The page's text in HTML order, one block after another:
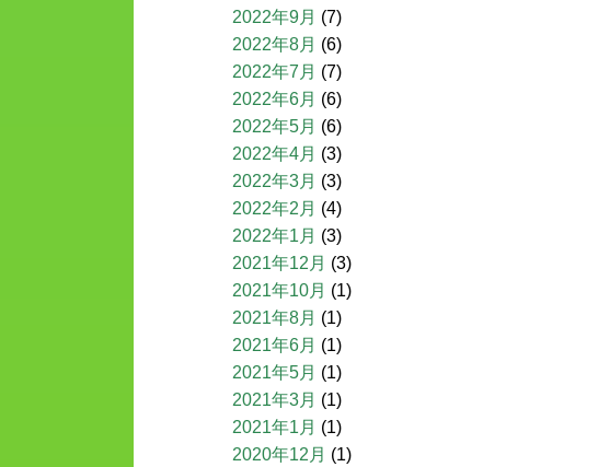
2022年9月 (7)
2022年8月 (6)
2022年7月 (7)
2022年6月 (6)
2022年5月 (6)
2022年4月 (3)
2022年3月 (3)
2022年2月 (4)
2022年1月 (3)
2021年12月 (3)
2021年10月 (1)
2021年8月 (1)
2021年6月 (1)
2021年5月 (1)
2021年3月 (1)
2021年1月 (1)
2020年12月 (1)